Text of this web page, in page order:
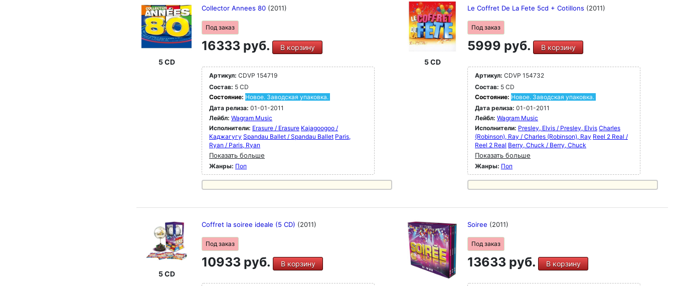
5 CD
Collector Annees 80 (2011)
Под заказ
16333 руб. В корзину
Артикул: CDVP 154719
Состав: 5 CD
Состояние: Новое. Заводская упаковка.
Дата релиза: 01-01-2011
Лейбл: Wagram Music
Исполнители: Erasure / Erasure Kajagoogoo /
Каджагугу Spandau Ballet / Spandau Ballet Paris,
Ryan / Paris, Ryan
Показать больше
Жанры: Поп
5 CD
Le Coffret De La Fete 5cd + Cotillons (2011)
Под заказ
5999 руб. В корзину
Артикул: CDVP 154732
Состав: 5 CD
Состояние: Новое. Заводская упаковка.
Дата релиза: 01-01-2011
Лейбл: Wagram Music
Исполнители: Presley, Elvis / Presley, Elvis Charles
(Robinson), Ray / Charles (Robinson), Ray Reel 2 Real /
Reel 2 Real Berry, Chuck / Berry, Chuck
Показать больше
Жанры: Поп
5 CD
Coffret la soiree ideale (5 CD) (2011)
Под заказ
10933 руб. В корзину
Soiree (2011)
Под заказ
13633 руб. В корзину